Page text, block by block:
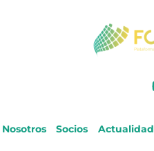
Nosotros Socios Actualidad